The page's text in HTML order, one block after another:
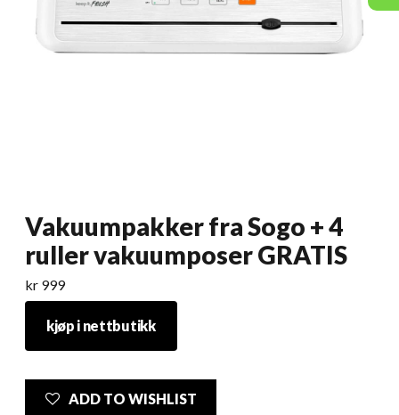
Vakuumpakker fra Sogo + 4
ruller vakuumposer GRATIS
kr 999
kjøp i nettbutikk
ADD TO WISHLIST